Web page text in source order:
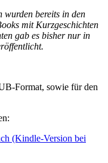
wurden bereits in den
mit Kurzgeschichten
gab es bisher nur in
Format, sowie für den
(Kindle-Version bei